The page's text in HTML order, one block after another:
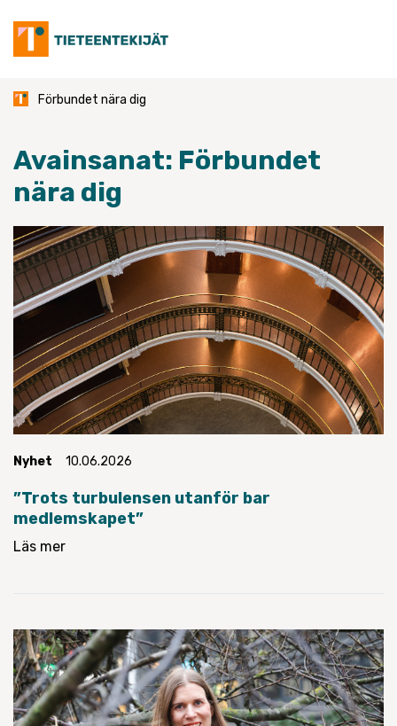
content
Förbundet nära dig
Avainsanat: Förbundet
nära dig
Nyhet 10.06.2026
”Trots turbulensen utanför bar
medlemskapet”
Läs mer